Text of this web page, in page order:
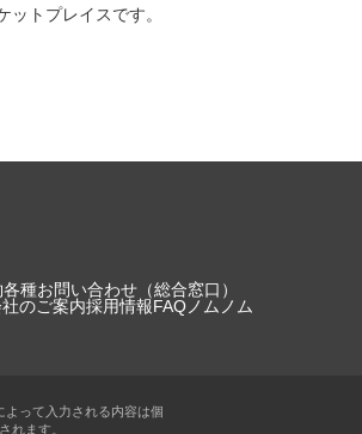
ットプレイスです。
各種お問い合わせ（総合窓口）
のご案内採用情報FAQ ノムノム
って入力される内容は個
れます。